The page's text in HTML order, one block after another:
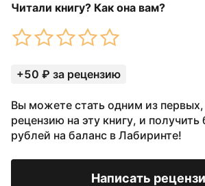
Читали книгу? Как она вам?
+50 ₽ за рецензию
Вы можете стать одним из
рецензию на эту книгу, и
рублей на баланс в Лабиринте!
Написать